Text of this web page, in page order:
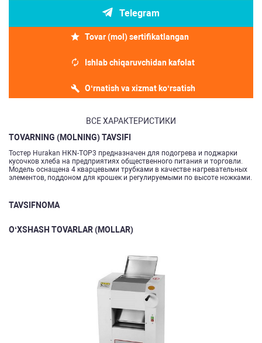
Telegram
Tovar (mol) sertifikatlangan
Ishlab chiqaruvchidan kafolat
O‘rnatish va xizmat ko‘rsatish
ВСЕ ХАРАКТЕРИСТИКИ
TOVARNING (MOLNING) TAVSIFI
Тостер Hurakan HKN-TOP3 предназначен для подогрева и поджарки
кусочков хлеба на предприятиях общественного питания и торговли.
Модель оснащена 4 кварцевыми трубками в качестве нагревательных
элементов, поддоном для крошек и регулируемыми по высоте ножками.
TAVSIFNOMA
O‘XSHASH TOVARLAR (MOLLAR)